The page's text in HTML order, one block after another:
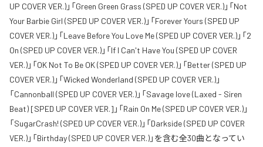
UP COVER VER.)」「Green Green Grass (SPED UP COVER VER.)」「Not
Your Barbie Girl (SPED UP COVER VER.)」「Forever Yours (SPED UP
COVER VER.)」「Leave Before You Love Me (SPED UP COVER VER.)」「2
On (SPED UP COVER VER.)」「If I Can't Have You (SPED UP COVER
VER.)」「OK Not To Be OK (SPED UP COVER VER.)」「Better (SPED UP
COVER VER.)」「Wicked Wonderland (SPED UP COVER VER.)」
「Cannonball (SPED UP COVER VER.)」「Savage love (Laxed - Siren
Beat) [SPED UP COVER VER.]」「Rain On Me (SPED UP COVER VER.)」
「SugarCrash! (SPED UP COVER VER.)」「Darkside (SPED UP COVER
VER.)」「Birthday (SPED UP COVER VER.)」を含む全30曲となってい